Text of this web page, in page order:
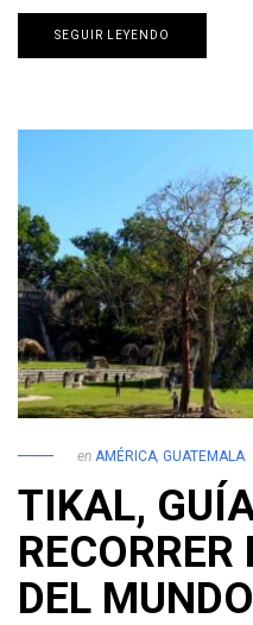
SEGUIR LEYENDO
en AMÉRICA GUATEMALA
TIKAL,
DEL